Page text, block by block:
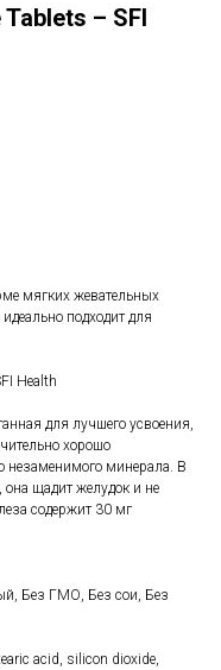
– SFI
мягких жевательных
подходит для
Health
для лучшего усвоения,
хорошо
незаменимого минерала. В
она щадит желудок и не
содержит 30 мг
Без ГМО, Без сои, Без
acid, silicon dioxide,